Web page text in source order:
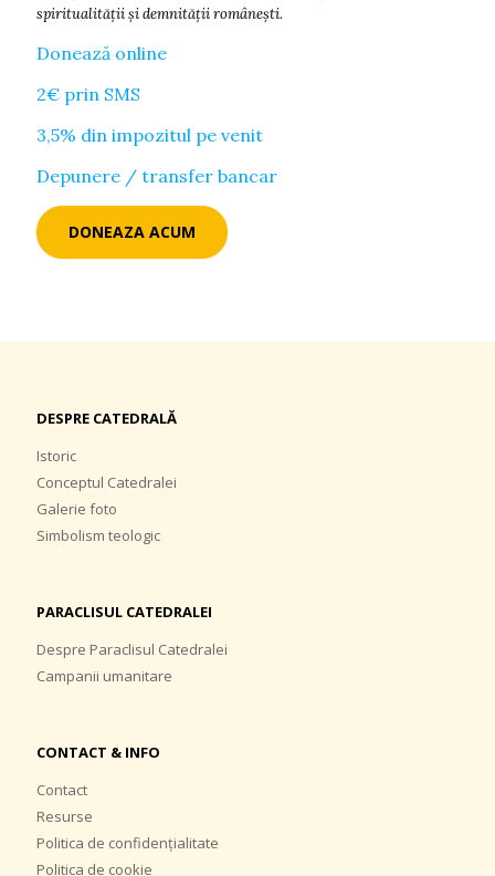
spiritualităţii şi demnității româneşti.
Donează online
2€ prin SMS
3,5% din impozitul pe venit
Depunere / transfer bancar
DONEAZA ACUM
DESPRE CATEDRALĂ
Istoric
Conceptul Catedralei
Galerie foto
Simbolism teologic
PARACLISUL CATEDRALEI
Despre Paraclisul Catedralei
Campanii umanitare
CONTACT & INFO
Contact
Resurse
Politica de confidențialitate
Politica de cookie